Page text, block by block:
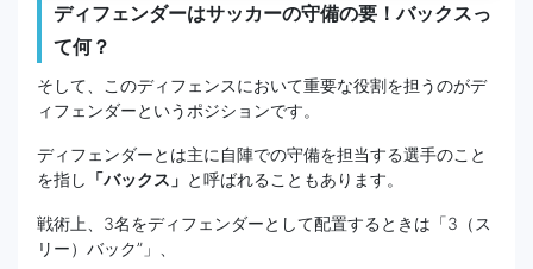
ディフェンダーはサッカーの守備の要！バックスっ
て何？
そして、このディフェンスにおいて重要な役割を担うのがデ
ィフェンダーというポジションです。
ディフェンダーとは主に自陣での守備を担当する選手のこと
を指し 「バックス」 と呼ばれることもあります。
戦術上、3名をディフェンダーとして配置するときは「3（ス
リー）バック”」、